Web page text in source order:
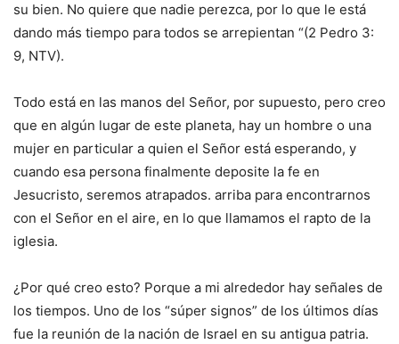
su bien. No quiere que nadie perezca, por lo que le está
dando más tiempo para todos se arrepientan “(2 Pedro 3:
9, NTV).
Todo está en las manos del Señor, por supuesto, pero creo
que en algún lugar de este planeta, hay un hombre o una
mujer en particular a quien el Señor está esperando, y
cuando esa persona finalmente deposite la fe en
Jesucristo, seremos atrapados. arriba para encontrarnos
con el Señor en el aire, en lo que llamamos el rapto de la
iglesia.
¿Por qué creo esto? Porque a mi alrededor hay señales de
los tiempos. Uno de los “súper signos” de los últimos días
fue la reunión de la nación de Israel en su antigua patria.